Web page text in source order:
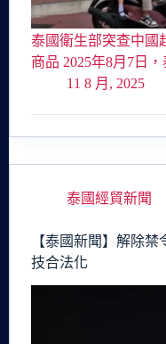
泰國衛生部突查中國
商品 2025年8月7日
11 8 月, 2025
泰國經貿新聞
【泰國新聞】解除
技合法化